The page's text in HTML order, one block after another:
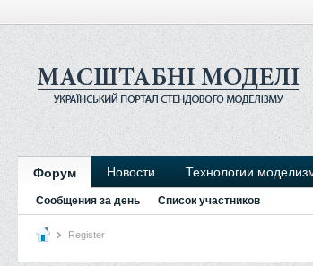
Форум Новости Технологии
Сообщения за день Список участников
Register